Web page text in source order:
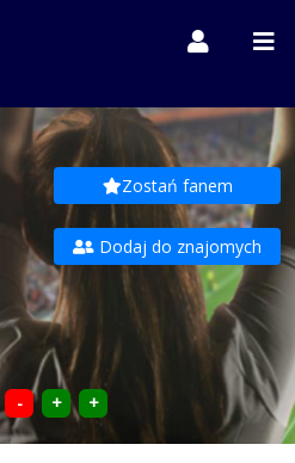
Zostań fanem
Dodaj do znajomych
- + +